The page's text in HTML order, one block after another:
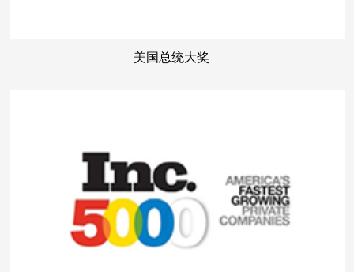
美国总统大奖